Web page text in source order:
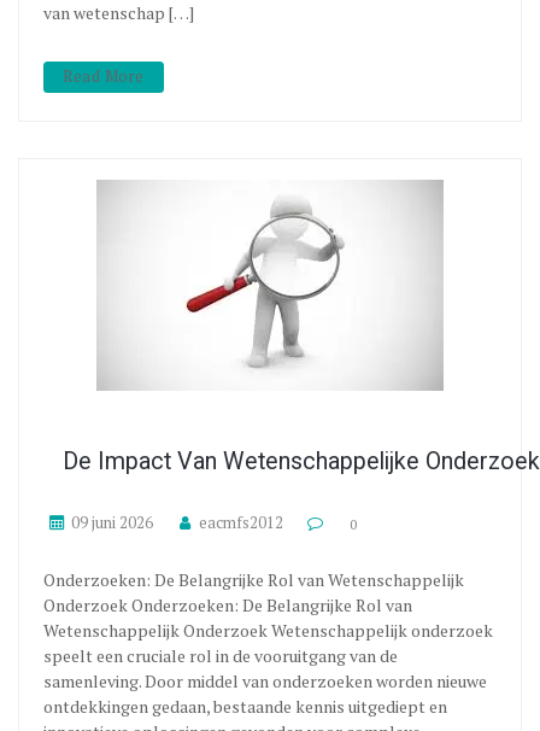
van wetenschap […]
Read More
De Impact Van Wetenschappelijke
09 juni 2026 eacmfs2012 0
Onderzoeken: De Belangrijke Rol van Wetenschappelijk
Onderzoek Onderzoeken: De Belangrijke Rol van
Wetenschappelijk Onderzoek Wetenschappelijk onderzoek
speelt een cruciale rol in de vooruitgang van de
samenleving. Door middel van onderzoeken worden nieuwe
ontdekkingen gedaan, bestaande kennis uitgediept en